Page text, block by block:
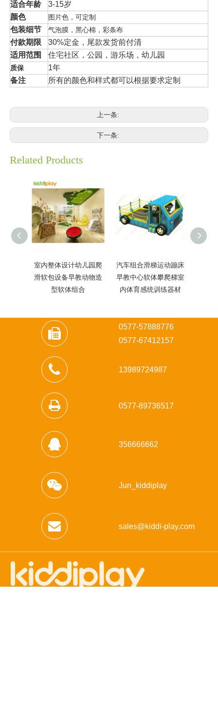
适合年龄
3-15岁
颜色
图片色，可定制
包装细节 气泡膜，黑心棉，彩条布
付款期限
30%定金，尾款发货前付清
适用范围
住宅社区，公园，游乐场，幼儿园
质保
1年
备注
所有的颜色和样式都可以根据要求定制
上一条:
下一条:
Related Products
室内整体设计幼儿园爬
滑软包设备早教动物造
型软体组合
汽车组合滑梯运动蹦床
早教中心软体攀爬梯室
内体育感统训练器材
0577-57888776
0577-67412157
13989724987
0577-89736517
356666662
Jun_kiddiplay
sales@kiddi-play.com